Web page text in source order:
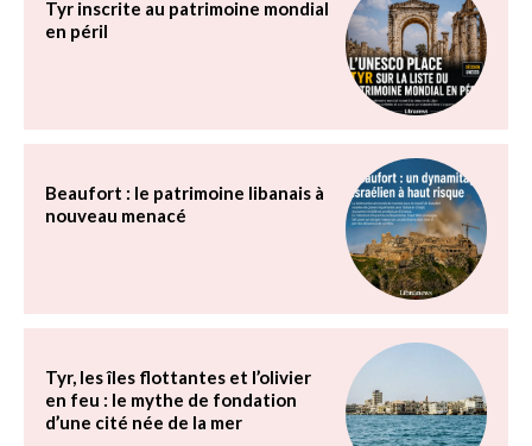
Tyr inscrite au patrimoine mondial
en péril
Beaufort : le patrimoine libanais à
nouveau menacé
Tyr, les îles flottantes et l’olivier
en feu : le mythe de fondation
d’une cité née de la mer